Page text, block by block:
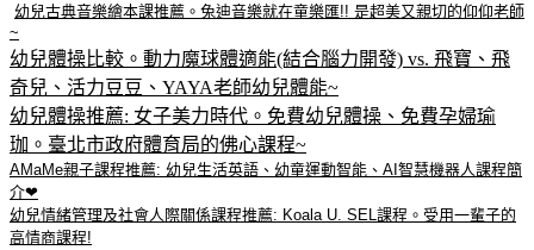
幼兒古典音樂繪本課推薦。兔迪音樂就在童樂匯!! 是超美又親切的仰仰老師
~
幼兒體操比較。動力魔球體適能(結合腦力開發) vs. 飛寶、飛
奇兒、活力豆豆、YAYA老師幼兒體能~
幼兒體操推薦: 女子美力時代。免費幼兒體操、免費孕婦瑜
珈。臺北市政府體育局的佛心課程~
AMaMe親子課程推薦: 幼兒生活英語、幼童運動智能、AI智慧機器人課程簡
介❤
幼兒情緒管理及社會人際關係課程推薦: Koala U. SEL課程。受用一輩子的
高情商課程!